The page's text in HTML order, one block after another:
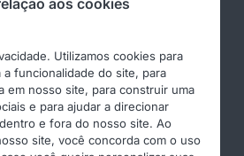
Utilizamos cookies para
funcionalidade do site, para
em nosso site, para construir uma
e para ajudar a direcionar
e fora do nosso site. Ao
site, você concorda com o uso